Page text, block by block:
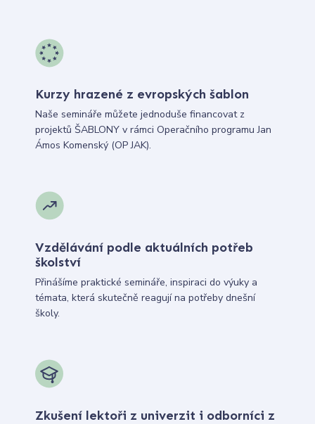
Kurzy hrazené z evropských šablon
Naše semináře můžete jednoduše financovat z
projektů ŠABLONY v rámci Operačního programu Jan
Ámos Komenský (OP JAK).
Vzdělávání podle aktuálních potřeb
školství
Přinášíme praktické semináře, inspiraci do výuky a
témata, která skutečně reagují na potřeby dnešní
školy.
Zkušení lektoři z univerzit i odborníci z